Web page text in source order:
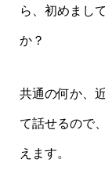
ら、初めまし
か？
共通の何か、
て話せるので
えます。